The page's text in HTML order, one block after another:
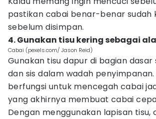
pastikan cabai benar-benar sudah
sebelum disimpan.
4. Gunakan tisu kering sebagai
Cabai (pexels.com/ Jason Reid)
Gunakan tisu dapur di bagian dasar
dan sis dalam wadah penyimpanan.
berfungsi untuk mencegah cabai
yang akhirnya membuat cabai
Dengan menggunakan lapisan tisu,